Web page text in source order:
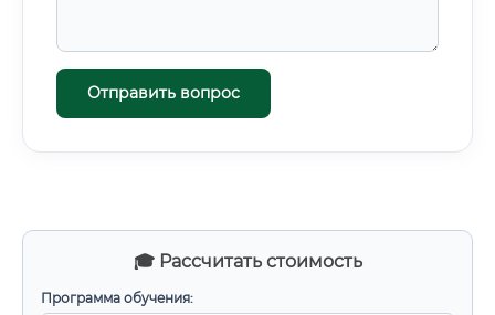
🎓 Рассчитать стоимость
Программа обучения:
Отправить вопрос